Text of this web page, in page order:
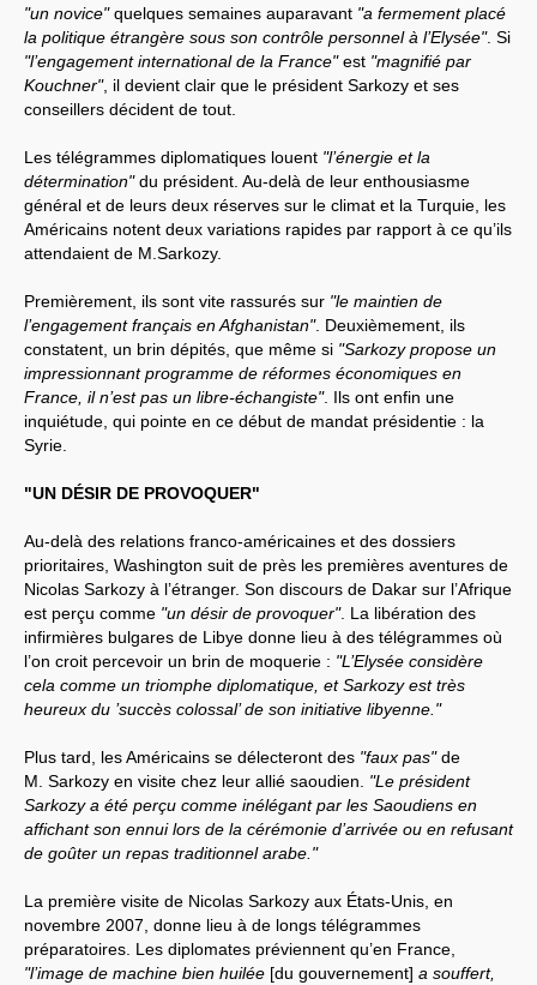
"un novice"quelques semaines auparavant "a fermement placé
la politique étrangère sous son contrôle personnel à l’Elysée". Si
"l’engagement international de la France"est "magnifié par
Kouchner", il devient clair que le président Sarkozy et ses
conseillers décident de tout.
Les télégrammes diplomatiques louent "l’énergie et la
détermination"du président. Au-delà de leur enthousiasme
général et de leurs deux réserves sur le climat et la Turquie, les
Américains notent deux variations rapides par rapport à ce qu’ils
attendaient de M.Sarkozy.
Premièrement, ils sont vite rassurés sur "le maintien de
l’engagement français en Afghanistan". Deuxièmement, ils
constatent, un brin dépités, que même si "Sarkozy propose un
impressionnant programme de réformes économiques en
France, il n’est pas un libre-échangiste". Ils ont enfin une
inquiétude, qui pointe en ce début de mandat présidentie : la
Syrie.
"UN DÉSIR DE PROVOQUER"
Au-delà des relations franco-américaines et des dossiers
prioritaires, Washington suit de près les premières aventures de
Nicolas Sarkozy à l’étranger. Son discours de Dakar sur l’Afrique
est perçu comme "un désir de provoquer". La libération des
infirmières bulgares de Libye donne lieu à des télégrammes où
l’on croit percevoir un brin de moquerie : "L’Elysée considère
cela comme un triomphe diplomatique, et Sarkozy est très
heureux du ’succès colossal’ de son initiative libyenne."
Plus tard, les Américains se délecteront des "faux pas"de
M. Sarkozy en visite chez leur allié saoudien. "Le président
Sarkozy a été perçu comme inélégant par les Saoudiens en
affichant son ennui lors de la cérémonie d’arrivée ou en refusant
de goûter un repas traditionnel arabe."
La première visite de Nicolas Sarkozy aux États-Unis, en
novembre 2007, donne lieu à de longs télégrammes
préparatoires. Les diplomates préviennent qu’en France,
"l’image de machine bien huilée [du gouvernement] a souffert,